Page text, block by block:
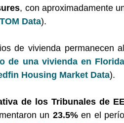
, con aproximadamente
Data).
de una vivienda en
Housing Market Data).
de los Tribunales de
un 23.5% en el